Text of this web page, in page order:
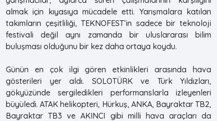
almak için kıyasıya mücadele etti. Yarışmalara katılan
takımların çeşitliliği, TEKNOFEST’in sadece bir teknoloji
festivali değil aynı zamanda bir uluslararası bilim
buluşması olduğunu bir kez daha ortaya koydu.
Günün en çok ilgi gören etkinlikleri arasında hava
gösterileri yer aldı. SOLOTÜRK ve Türk Yıldızları,
gökyüzünde sergiledikleri performanslarla izleyenleri
büyüledi. ATAK helikopteri, Hürkuş, ANKA, Bayraktar TB2,
Bayraktar TB3 ve AKINCI gibi milli hava araçları da